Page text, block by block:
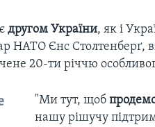
другом України, як і
НАТО Єнс Столтенберґ,
20-ти річчю
"Ми тут, щоб
нашу рішучу